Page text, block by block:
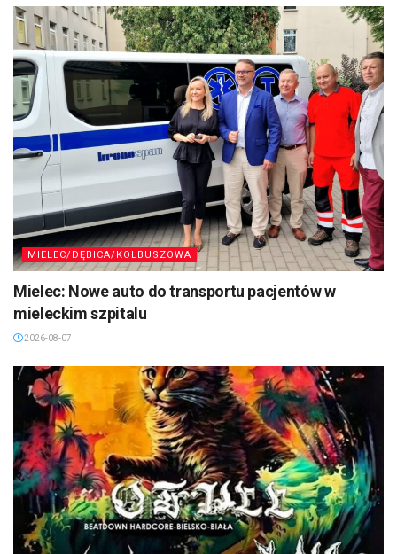
MIELEC/DĘBICA/KOLBUSZOWA
Mielec: Nowe auto do transportu pacjentów w
mieleckim szpitalu
2026-08-07